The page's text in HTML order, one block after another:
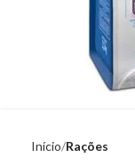
Início Rações